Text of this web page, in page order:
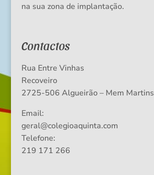
na sua zona de implantação.
Contactos
Rua Entre Vinhas
Recoveiro
2725-506 Algueirão – Mem Martins
Email:
geral@colegioaquinta.com
Telefone:
219 171 266